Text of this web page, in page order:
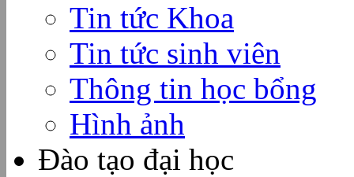
Tin tức Khoa
Tin tức sinh viên
Thông tin học bổng
Hình ảnh
Đào tạo đại học